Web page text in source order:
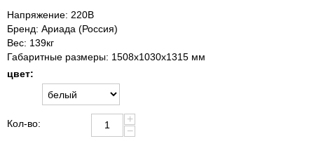
Напряжение: 220В
Бренд: Ариада (Россия)
Вес: 139кг
Габаритные размеры: 1508х1030х1315 мм
цвет:
Кол-во:
+
−